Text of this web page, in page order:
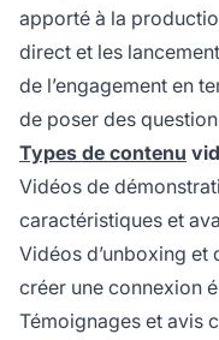
apporté à la
direct et les
de l’engagement en
de poser des
Types de contenu
Vidéos de
caractéristiques et
Vidéos d’unboxing
créer une connexion
Témoignages et avis